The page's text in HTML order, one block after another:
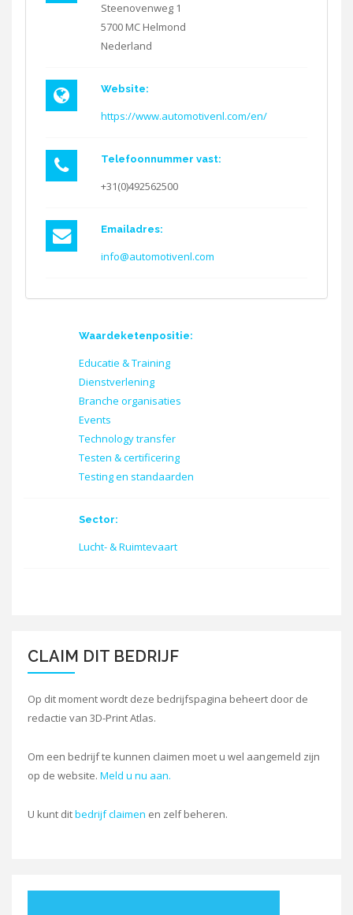
Steenovenweg 1
5700 MC Helmond
Nederland
Website:
https://www.automotivenl.com/en/
Telefoonnummer vast:
+31(0)492562500
Emailadres:
info@automotivenl.com
Waardeketenpositie:
Educatie & Training
Dienstverlening
Branche organisaties
Events
Technology transfer
Testen & certificering
Testing en standaarden
Sector:
Lucht- & Ruimtevaart
CLAIM DIT BEDRIJF
Op dit moment wordt deze bedrijfspagina beheert door de
redactie van 3D-Print Atlas.
Om een bedrijf te kunnen claimen moet u wel aangemeld zijn
op de website. Meld u nu aan.
U kunt ditbedrijf claimen en zelf beheren.